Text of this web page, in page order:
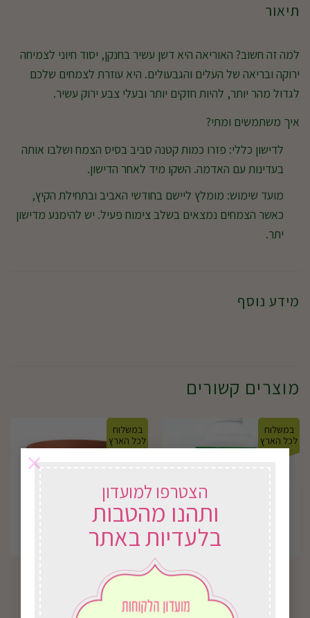
הצטרפו למועדון
ותהנו מהטבות
בלעדיות באתר
×
תיאור
למה זה חשוב? האוריאה היא דשן עשיר בחנקן, יסוד חיוני לצמיחה
ירוקה ובריאה של העלים והגבעולים. היא עוזרת לצמחים שלכם
לגדול מהר יותר, להיות חזקים יותר ובעלי צבע ירוק עשיר.
איך משתמשים ומתי?
לדישון כללי: פזרו כמות קטנה סביב בסיס הצמח ושלבו אותה
בעדינות עם האדמה. השקו מיד לאחר הדישון.
מועד שימוש: מומלץ ליישם בחודשי האביב ובתחילת הקיץ,
כאשר הצמחים נמצאים בשלב צימוח פעיל. יש להימנע מדישון
יתר.
מידע נוסף
מוצרים קשורים
במשלוח
לכל הארץ
דשן אוניברסלי
₪
במשלוח
לכל הארץ
החל מ-